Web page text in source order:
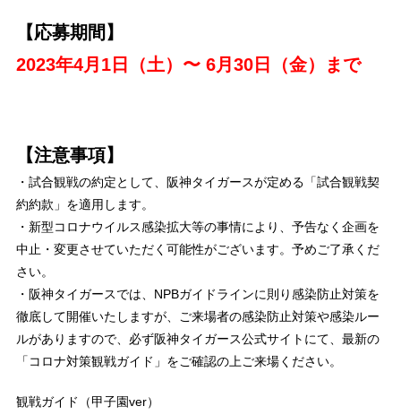
【応募期間】
2023年4月1日（土）〜 6月30日（金）まで
【注意事項】
・試合観戦の約定として、阪神タイガースが定める「試合観戦契
約約款」を適用します。
・新型コロナウイルス感染拡大等の事情により、予告なく企画を
中止・変更させていただく可能性がございます。予めご了承くだ
さい。
・阪神タイガースでは、NPBガイドラインに則り感染防止対策を
徹底して開催いたしますが、ご来場者の感染防止対策や感染ルー
ルがありますので、必ず阪神タイガース公式サイトにて、最新の
「コロナ対策観戦ガイド」をご確認の上ご来場ください。
観戦ガイド（甲子園ver）